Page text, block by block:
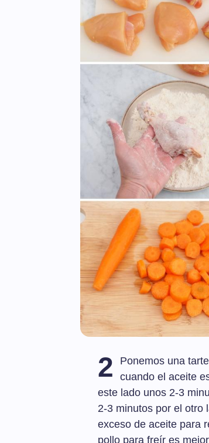
2
Ponemos una
cuando el aceite
este lado unos 2-3
2-3 minutos por el otro
exceso de aceite para
pollo para freír es